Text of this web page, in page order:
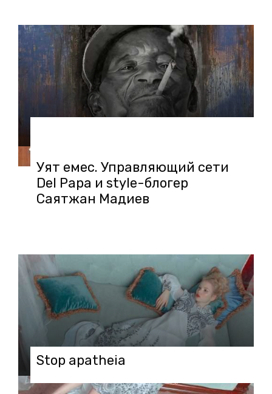
Уят емес. Управляющий сети
Del Papa и style-блогер
Саятжан Мадиев
Stop apatheia